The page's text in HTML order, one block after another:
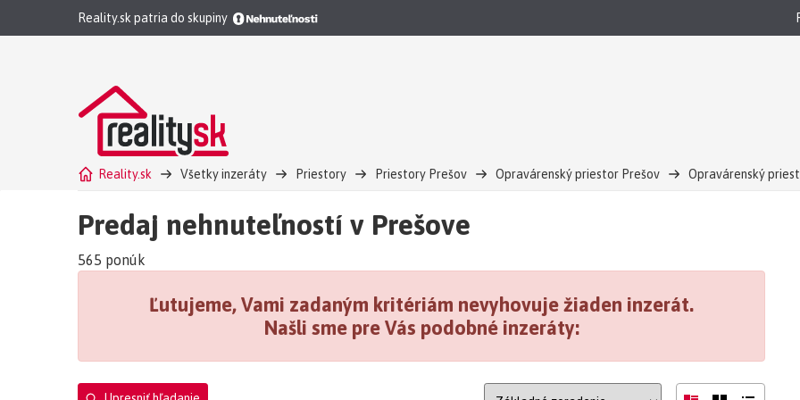
Reality.sk patria do skupiny
Reality.sk Všetky inzeráty Priestory Priestory Prešov Opravárenský priestor Prešov Opravárenský
Predaj nehnuteľností v Prešove
565 ponúk
Ľutujeme, Vami zadaným kritériám nevyhovuje žiaden inzerát.
Našli sme pre Vás podobné inzeráty: